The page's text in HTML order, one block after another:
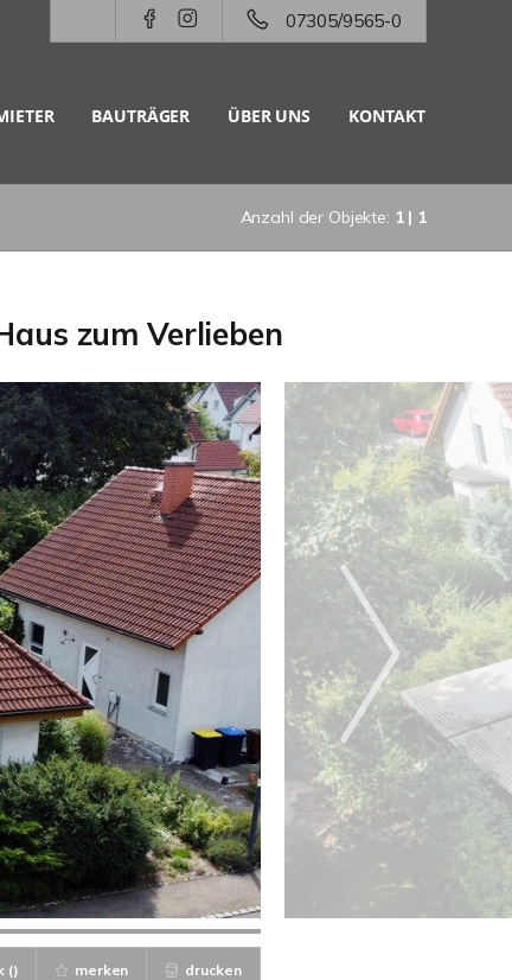
07305/9565-0
BAUTRÄGER ÜBER UNS KONTAKT
Anzahl der Objekte: 1 | 1
zum Verlieben
() merken drucken